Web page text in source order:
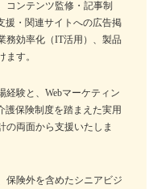
コンテンツ監修・記事制
援・関連サイトへの広告掲
務効率化（IT活用）、製品
す。
験と、Webマーケティン
護保険制度を踏まえた実用
の両面から支援いたしま
保険外を含めたシニアビジ